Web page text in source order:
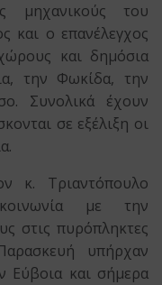
μηχανικούς του
και ο επανέλεγχος
και δημόσια
την Φωκίδα, την
Συνολικά έχουν
σε εξέλιξη οι
κ. Τριαντόπουλο
με την
στις πυρόπληκτες
υπήρχαν
Εύβοια και σήμερα